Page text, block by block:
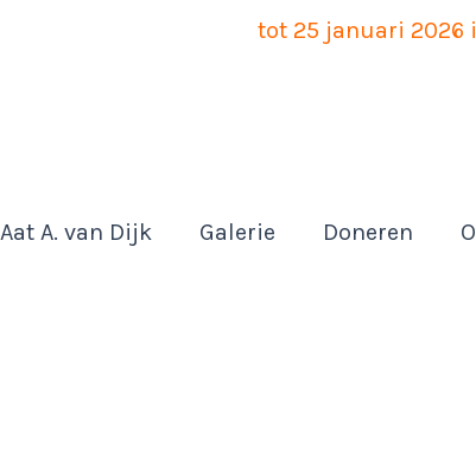
tot 25 januari 2026
Aat A. van Dijk Galerie Doneren